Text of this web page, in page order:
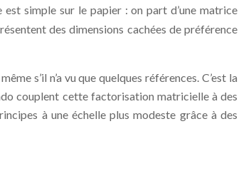
est simple sur le papier : on part d’une matrice
des dimensions cachées de préférence
s’il n’a vu que quelques références. C’est la
couplent cette factorisation matricielle à des
à une échelle plus modeste grâce à des